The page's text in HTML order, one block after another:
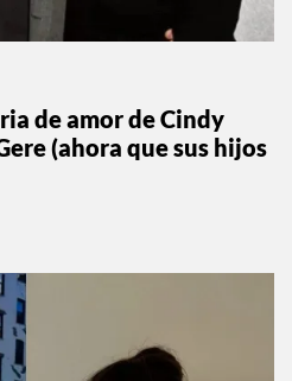
de amor de Cindy
(ahora que sus hijos